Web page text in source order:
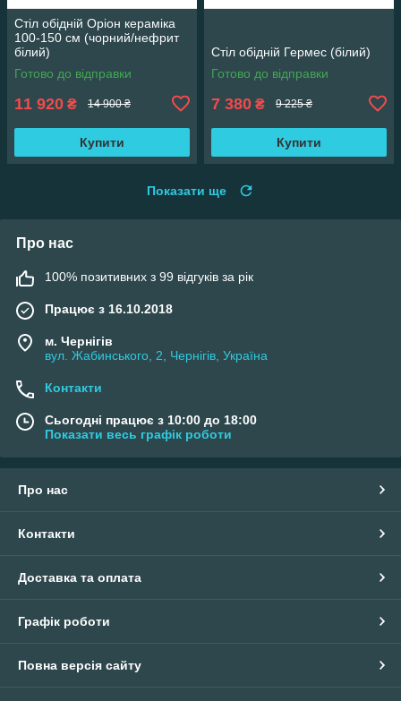
Стіл обідній Оріон кераміка
100-150 см (чорний/нефрит
білий)
Готово до відправки
11 920 ₴ 14 900 ₴
Купити
Стіл обідній Гермес (білий)
Готово до відправки
7 380 ₴ 9 225 ₴
Купити
Показати ще
Про нас
100% позитивних з 99 відгуків за рік
Працює з 16.10.2018
м. Чернігів
вул. Жабинського, 2, Чернігів, Україна
Контакти
Сьогодні працює з 10:00 до 18:00
Показати весь графік роботи
Про нас
Контакти
Доставка та оплата
Графік роботи
Повна версія сайту